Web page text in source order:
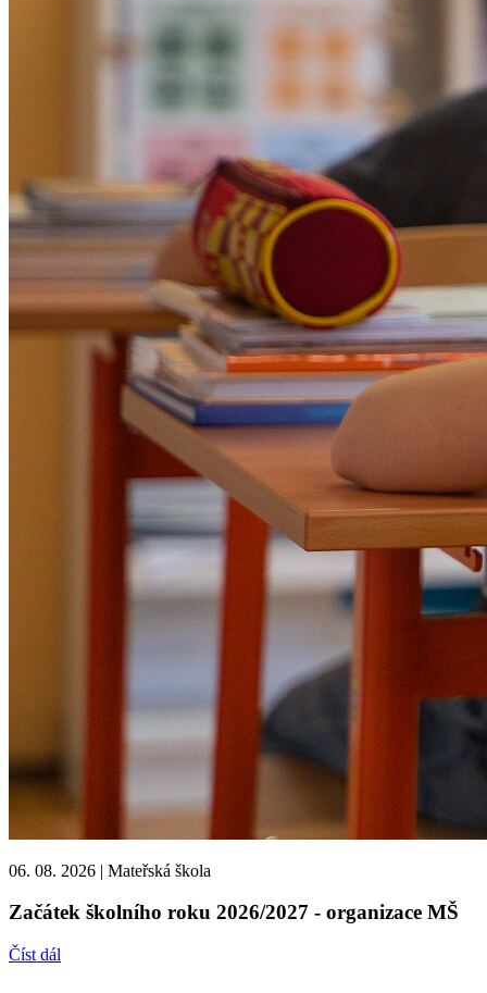
06. 08. 2026 | Mateřská škola
Začátek školního roku 2026/2027 - organizace MŠ
Číst dál